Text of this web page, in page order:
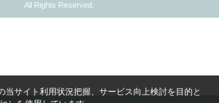
All Rights Reserved.
当サイト利用状況把握、サービス向上検討を目的と